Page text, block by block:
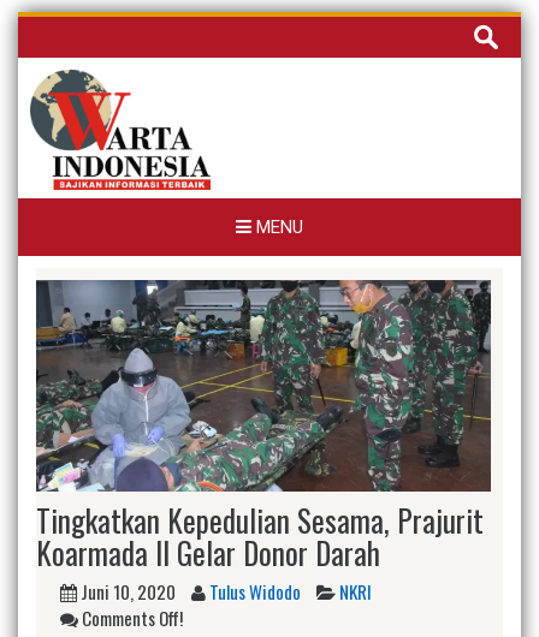
Skip
content
Cari
untuk:
MENU
Tingkatkan Kepedulian Sesama, Prajurit
Koarmada II Gelar Donor Darah
Juni 10, 2020 Tulus Widodo
NKRI
Comments Off!